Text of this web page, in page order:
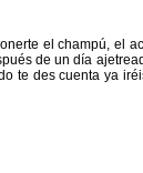
el champú, el
de un día
te des cuenta ya